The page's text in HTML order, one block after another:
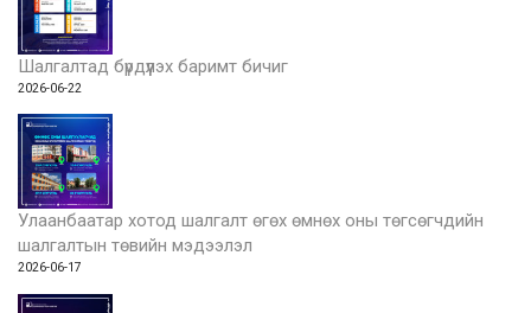
Шалгалтад бүрдүүлэх баримт бичиг
2026-06-22
Улаанбаатар хотод шалгалт өгөх өмнөх оны төгсөгчдийн
шалгалтын төвийн мэдээлэл
2026-06-17